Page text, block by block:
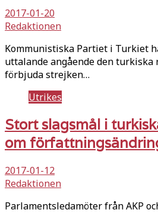
2017-01-20
Redaktionen
Kommunistiska Partiet i Turkiet
uttalande angående den
förbjuda strejken…
Utrikes
Stort slagsmål i
om
2017-01-12
Redaktionen
Parlamentsledamöter från AKP